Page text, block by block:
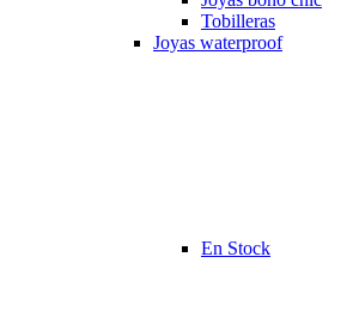
Tobilleras
Joyas waterproof
En Stock